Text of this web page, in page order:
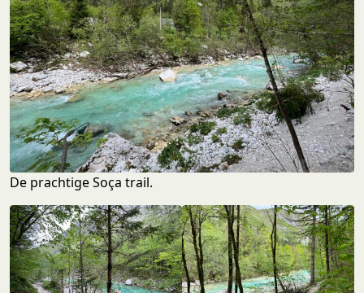
De prachtige Soça trail.